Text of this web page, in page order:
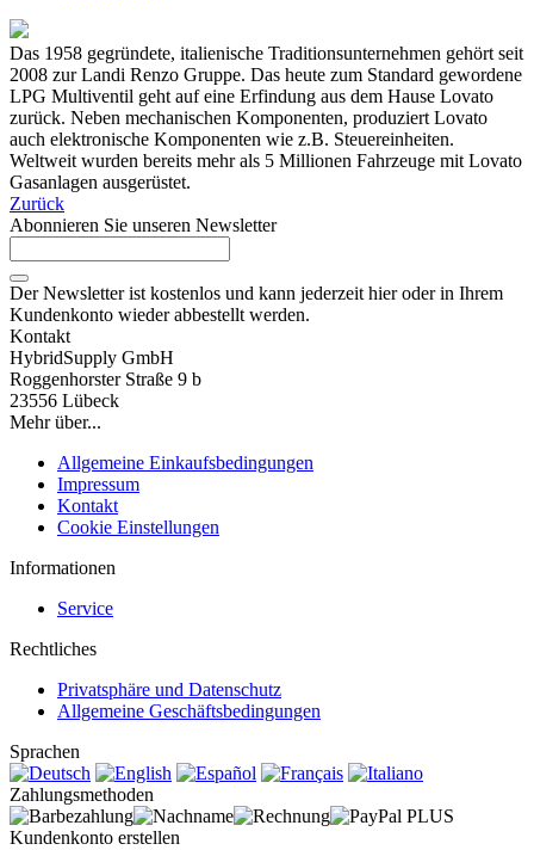
Das 1958 gegründete, italienische Traditionsunternehmen gehört seit
2008 zur Landi Renzo Gruppe. Das heute zum Standard gewordene
LPG Multiventil geht auf eine Erfindung aus dem Hause Lovato
zurück. Neben mechanischen Komponenten, produziert Lovato
auch elektronische Komponenten wie z.B. Steuereinheiten.
Weltweit wurden bereits mehr als 5 Millionen Fahrzeuge mit Lovato
Gasanlagen ausgerüstet.
Zurück
Abonnieren Sie unseren Newsletter
Der Newsletter ist kostenlos und kann jederzeit hier oder in Ihrem
Kundenkonto wieder abbestellt werden.
Kontakt
HybridSupply GmbH
Roggenhorster Straße 9 b
23556 Lübeck
Mehr über...
Allgemeine Einkaufsbedingungen
Impressum
Kontakt
Cookie Einstellungen
Informationen
Service
Rechtliches
Privatsphäre und Datenschutz
Allgemeine Geschäftsbedingungen
Sprachen
Zahlungsmethoden
Kundenkonto erstellen